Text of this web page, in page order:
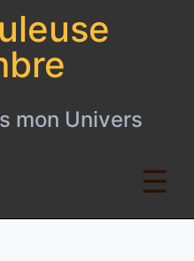
mon Univers